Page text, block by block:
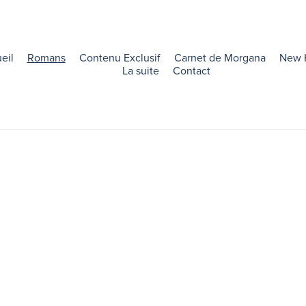
Romans Contenu Exclusif Carnet de Morgana
New
La suite
Contact